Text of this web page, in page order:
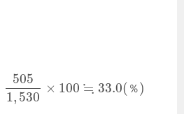
505
1, 530
× 100 ≒ 33.0( ％)